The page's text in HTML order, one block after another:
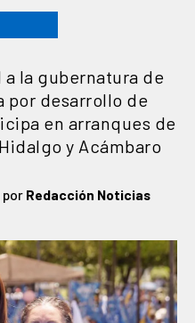
a la gubernatura de
por desarrollo de
en arranques de
y Acámbaro
por Redacción Noticias